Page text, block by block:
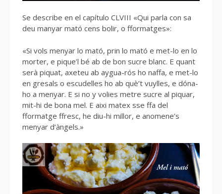
Se describe en el capítulo CLVIII «Qui parla con sa
deu manyar mató cens bolir, o fformatges»:
«Si vols menyar lo mató, prin lo mató e met-lo en lo
morter, e pique’l bé ab de bon sucre blanc. E quant
serà piquat, axeteu ab aygua-rós ho naffa, e met-lo
en gresals o escudelles ho ab què’t vuylles, e dóna-
ho a menyar. E si no y volies metre sucre al piquar,
mit-hi de bona mel. E aixi matex sse ffa del
fformatge ffresc, he diu-hi millor, e anomene’s
menyar d’àngels.»